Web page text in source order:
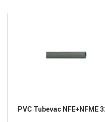
PVC Tubevac NFE+NFME